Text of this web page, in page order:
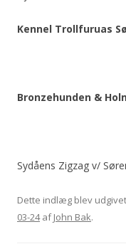
Kennel Trollfuruas
Bronzehunden &
Sydåens Zigzag v/
Dette indlæg blev
03-24afJohn Bak.